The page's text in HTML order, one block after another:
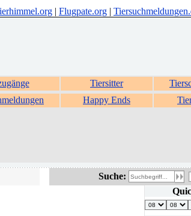
| Flugpate.org |
Tiersitter
Happy Ends
Suche: